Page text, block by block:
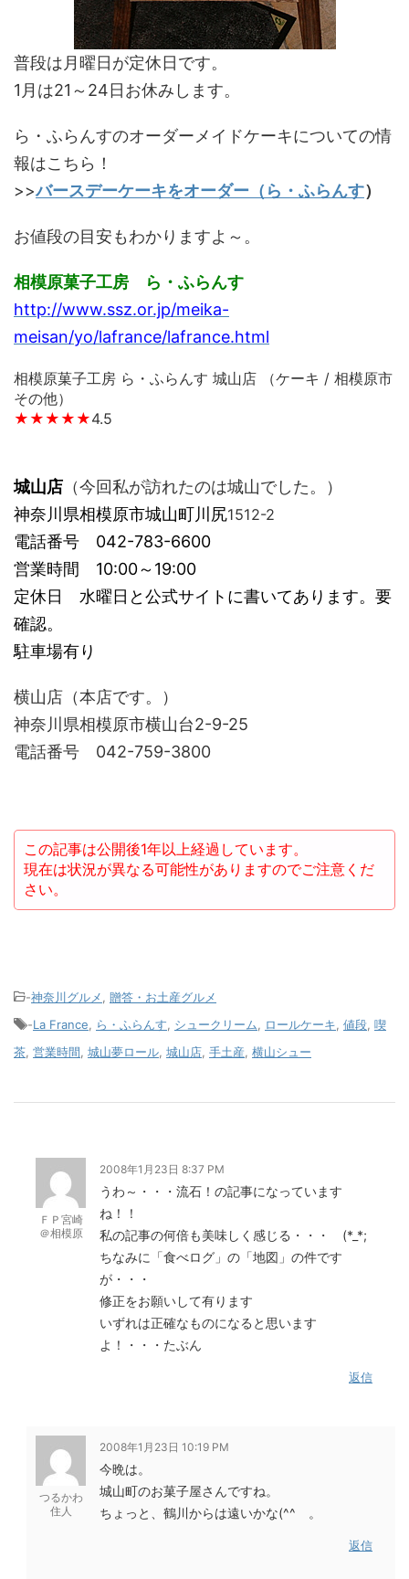
普段は月曜日が定休日です。
1月は21～24日お休みします。
ら・ふらんすのオーダーメイドケーキについての情
報はこちら！
>>バースデーケーキをオーダー（ら・ふらんす）
お値段の目安もわかりますよ～。
相模原菓子工房 ら・ふらんす
http://www.ssz.or.jp/meika-
meisan/yo/lafrance/lafrance.html
相模原菓子工房 ら・ふらんす 城山店 （ケーキ / 相模原市
その他）
★★★★★4.5
城山店 （今回私が訪れたのは城山でした。）
神奈川県相模原市城山町川尻1512-2
電話番号 042-783-6600
営業時間 10:00～19:00
定休日 水曜日と公式サイトに書いてあります。要
確認。
駐車場有り
横山店（本店です。）
神奈川県相模原市横山台2-9-25
電話番号 042-759-3800
この記事は公開後1年以上経過しています。
現在は状況が異なる可能性がありますのでご注意くだ
さい。
-神奈川グルメ, 贈答・お土産グルメ
-La France, ら・ふらんす, シュークリーム, ロールケーキ, 値段, 喫
茶, 営業時間, 城山夢ロール, 城山店, 手土産, 横山シュー
ＦＰ宮崎
＠相模原
2008年1月23日 8:37 PM
うわ～・・・流石！の記事になっています
ね！！
私の記事の何倍も美味しく感じる・・・ (*_*;
ちなみに「食べログ」の「地図」の件です
が・・・
修正をお願いして有ります
いずれは正確なものになると思います
よ！・・・たぶん
返信
つるかわ
住人
2008年1月23日 10:19 PM
今晩は。
城山町のお菓子屋さんですね。
ちょっと、鶴川からは遠いかな(^^ゞ。
返信